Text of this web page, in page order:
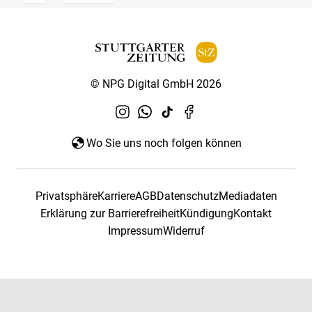
© NPG Digital GmbH 2026
Wo Sie uns noch folgen können
PrivatsphäreKarriereAGBDatenschutzMediadaten
Erklärung zur BarrierefreiheitKündigungKontakt
ImpressumWiderruf